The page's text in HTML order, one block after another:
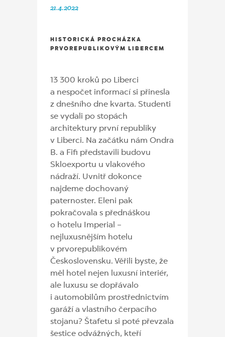
21.4.2022
HISTORICKÁ PROCHÁZKA
PRVOREPUBLIKOVÝM LIBERCEM
13 300 kroků po Liberci
a nespočet informací si přinesla
z dnešního dne kvarta. Studenti
se vydali po stopách
architektury první republiky
v Liberci. Na začátku nám Ondra
B. a Fifi představili budovu
Skloexportu u vlakového
nádraží. Uvnitř dokonce
najdeme dochovaný
paternoster. Eleni pak
pokračovala s přednáškou
o hotelu Imperial –
nejluxusnějším hotelu
v prvorepublikovém
Československu. Věřili byste, že
měl hotel nejen luxusní interiér,
ale luxusu se dopřávalo
i automobilům prostřednictvím
garáží a vlastního čerpacího
stojanu? Štafetu si poté převzala
šestice odvážných, kteří